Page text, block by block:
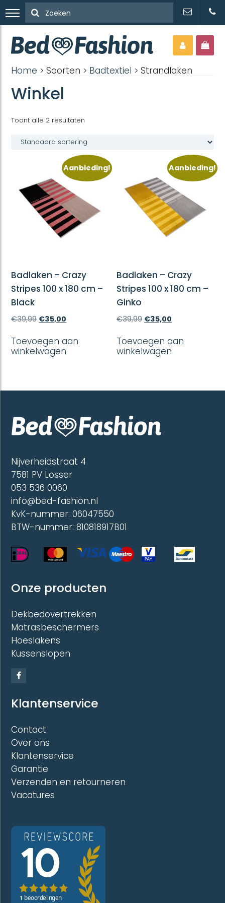
Home > Soorten > Badtextiel > Strandlaken
Winkel
Toont alle 2 resultaten
Aanbieding!
Badlaken – Crazy
Stripes 100 x 180 cm –
Black
€39,99 Oorspronkelijke
was:
€39,99.
€35,00
is:
Toevoegen aan
winkelwagen
Aanbieding!
Badlaken – Crazy
Stripes 100 x 180 cm –
Ginko
€39,99 Oorspronkelijke
was:
€39,99.
€35,00
is:
Toevoegen aan
winkelwagen
Nijverheidstraat 4
7581 PV Losser
053 536 0060
info@bed-fashion.nl
KvK-nummer: 06047550
BTW-nummer: 810818917B01
Onze producten
Dekbedovertrekken
Matrasbeschermers
Hoeslakens
Kussenslopen
Klantenservice
Contact
Over ons
Klantenservice
Garantie
Verzenden en retourneren
Vacatures